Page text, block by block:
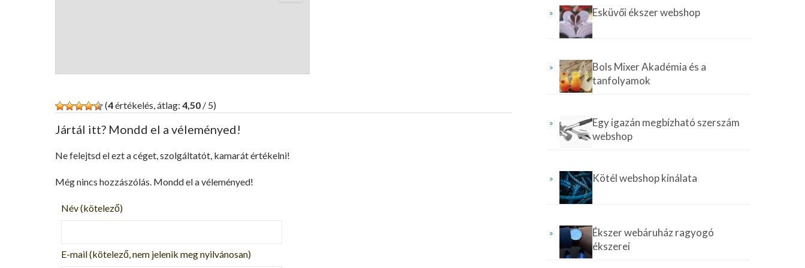
(4értékelés, átlag: 4,50 / 5)
Jártál itt? Mondd el a véleményed!
Ne felejtsd el ezt a céget, szolgáltatót, kamarát értékelni!
Még nincs hozzászólás. Mondd el a véleményed!
Név(kötelező)
E-mail(kötelező, nem jelenik meg nyilvánosan)
Esküvői ékszer webshop
Bols Mixer Akadémia és a
tanfolyamok
Egy igazán megbízható szerszám
webshop
Kötél webshop kínálata
Ékszer webáruház ragyogó
ékszerei